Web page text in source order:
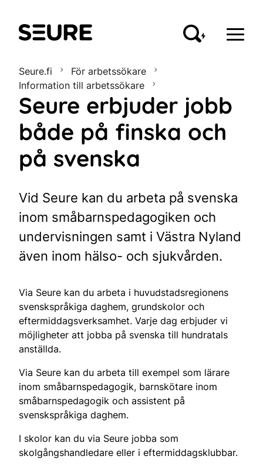
Seure
Seure.fi
För arbetssökare
Information till arbetssökare
Seure erbjuder jobb
både på finska och
på svenska
Vid Seure kan du arbeta på svenska
inom småbarnspedagogiken och
undervisningen samt i Västra Nyland
även inom hälso- och sjukvården.
Via Seure kan du arbeta i huvudstadsregionens
svenskspråkiga daghem, grundskolor och
eftermiddagsverksamhet. Varje dag erbjuder vi
möjligheter att jobba på svenska till hundratals
anställda.
Via Seure kan du arbeta till exempel som lärare
inom småbarnspedagogik, barnskötare inom
småbarnspedagogik och assistent på
svenskspråkiga daghem.
I skolor kan du via Seure jobba som
skolgångshandledare eller i eftermiddagsklubbar.